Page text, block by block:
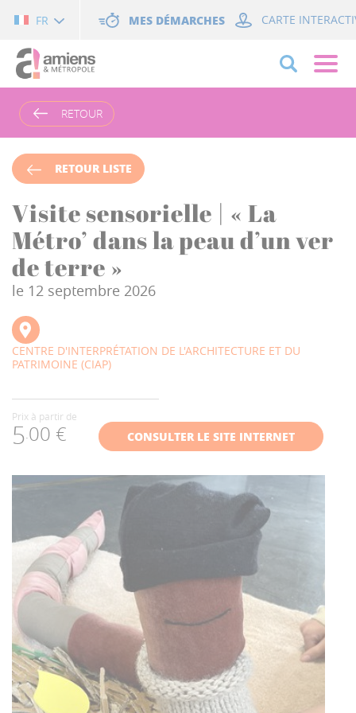
FR MES DÉMARCHES CARTE
RETOUR
RETOUR LISTE
Visite sensorielle | « La
Métro’ dans la peau d’un ver
de terre »
le 12 septembre 2026
CENTRE D'INTERPRÉTATION DE L'ARCHITECTURE ET DU
PATRIMOINE (CIAP)
Prix à partir de
5.00 € CONSULTER LE SITE INTERNET